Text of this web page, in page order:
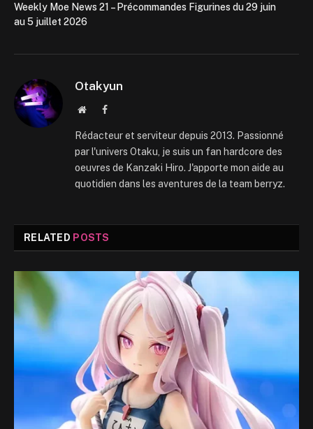
Weekly Moe News 21 – Précommandes Figurines du 29 juin
au 5 juillet 2026
Otakyun
WebsiteFacebook
Rédacteur et serviteur depuis 2013. Passionné
par l'univers Otaku, je suis un fan hardcore des
oeuvres de Kanzaki Hiro. J'apporte mon aide au
quotidien dans les aventures de la team berryz.
RELATED POSTS